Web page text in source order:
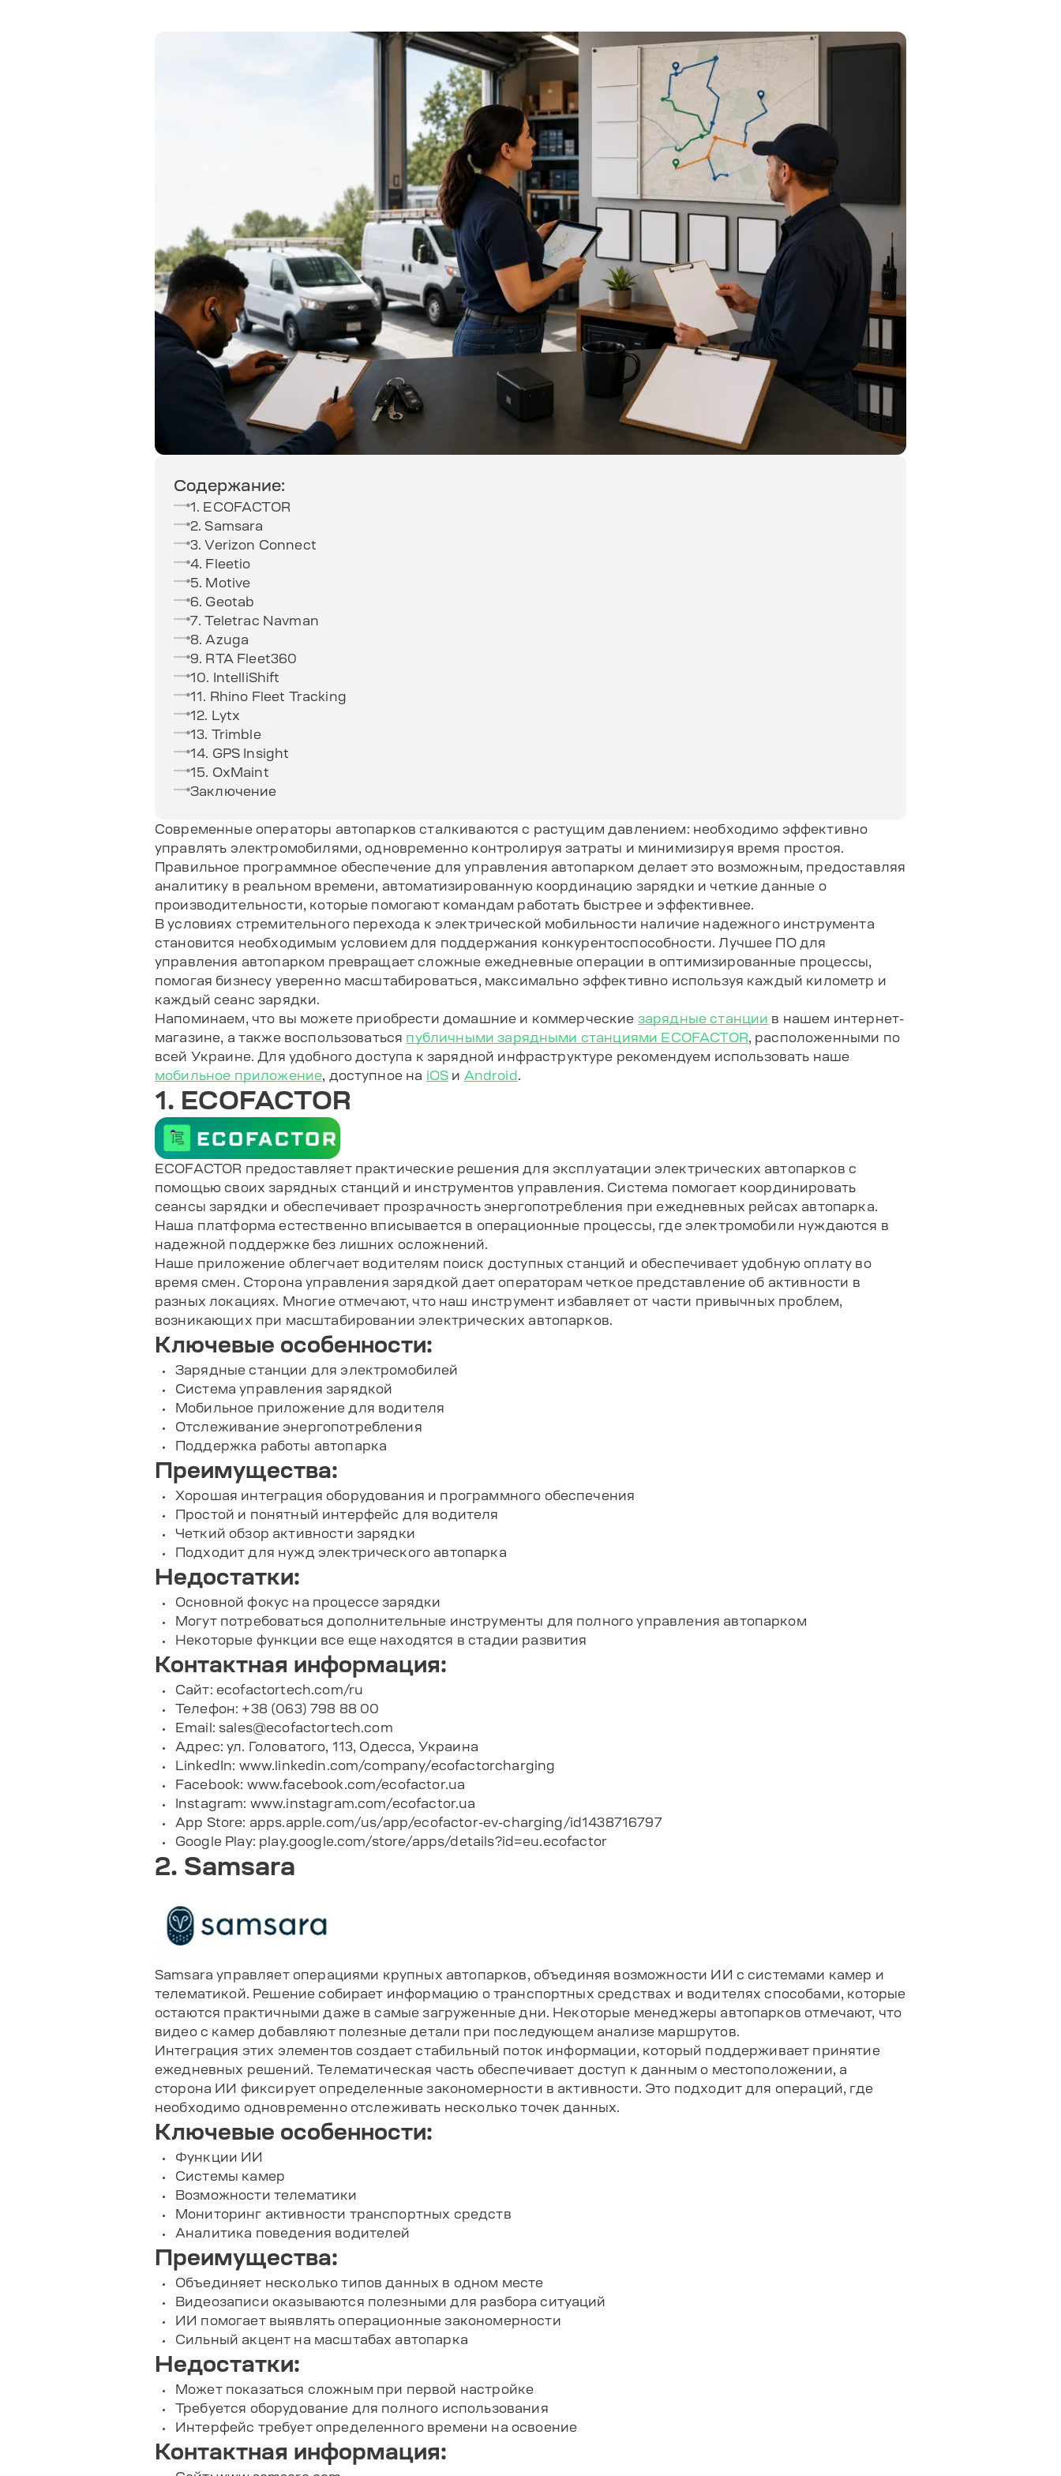
Содержание:
1. ECOFACTOR
2. Samsara
3. Verizon Connect
4. Fleetio
5. Motive
6. Geotab
7. Teletrac Navman
8. Azuga
9. RTA Fleet360
10. IntelliShift
11. Rhino Fleet Tracking
12. Lytx
13. Trimble
14. GPS Insight
15. OxMaint
Заключение
Современные операторы автопарков сталкиваются с растущим давлением: необходимо эффективно
управлять электромобилями, одновременно контролируя затраты и минимизируя время простоя.
Правильное программное обеспечение для управления автопарком делает это возможным, предоставляя
аналитику в реальном времени, автоматизированную координацию зарядки и четкие данные о
производительности, которые помогают командам работать быстрее и эффективнее.
В условиях стремительного перехода к электрической мобильности наличие надежного инструмента
становится необходимым условием для поддержания конкурентоспособности. Лучшее ПО для
управления автопарком превращает сложные ежедневные операции в оптимизированные процессы,
помогая бизнесу уверенно масштабироваться, максимально эффективно используя каждый километр и
каждый сеанс зарядки.
Напоминаем, что вы можете приобрести домашние и коммерческие зарядные станции в нашем интернет-
магазине, а также воспользоваться публичными зарядными станциями ECOFACTOR , расположенными по
всей Украине. Для удобного доступа к зарядной инфраструктуре рекомендуем использовать наше
мобильное приложение , доступное на iOS и Android
1. ECOFACTOR
ECOFACTOR предоставляет практические решения для эксплуатации электрических автопарков с
помощью своих зарядных станций и инструментов управления. Система помогает координировать
сеансы зарядки и обеспечивает прозрачность энергопотребления при ежедневных рейсах автопарка.
Наша платформа естественно вписывается в операционные процессы, где электромобили нуждаются в
надежной поддержке без лишних осложнений.
Наше приложение облегчает водителям поиск доступных станций и обеспечивает удобную оплату во
время смен. Сторона управления зарядкой дает операторам четкое представление об активности в
разных локациях. Многие отмечают, что наш инструмент избавляет от части привычных проблем,
возникающих при масштабировании электрических автопарков.
Ключевые особенности:
Зарядные станции для электромобилей
Система управления зарядкой
Мобильное приложение для водителя
Отслеживание энергопотребления
Поддержка работы автопарка
Преимущества:
Хорошая интеграция оборудования и программного обеспечения
Простой и понятный интерфейс для водителя
Четкий обзор активности зарядки
Подходит для нужд электрического автопарка
Недостатки:
Основной фокус на процессе зарядки
Могут потребоваться дополнительные инструменты для полного управления автопарком
Некоторые функции все еще находятся в стадии развития
Контактная информация:
Сайт: ecofactortech.com/ru
Телефон: +38 (063) 798 88 00
Email: sales@ecofactortech.com
Адрес: ул. Головатого, 113, Одесса, Украина
LinkedIn: www.linkedin.com/company/ecofactorcharging
Facebook: www.facebook.com/ecofactor.ua
Instagram: www.instagram.com/ecofactor.ua
App Store: apps.apple.com/us/app/ecofactor-ev-charging/id1438716797
Google Play: play.google.com/store/apps/details?id=eu.ecofactor
2. Samsara
Samsara управляет операциями крупных автопарков, объединяя возможности ИИ с системами камер и
телематикой. Решение собирает информацию о транспортных средствах и водителях способами, которые
остаются практичными даже в самые загруженные дни. Некоторые менеджеры автопарков отмечают, что
видео с камер добавляют полезные детали при последующем анализе маршрутов.
Интеграция этих элементов создает стабильный поток информации, который поддерживает принятие
ежедневных решений. Телематическая часть обеспечивает доступ к данным о местоположении, а
сторона ИИ фиксирует определенные закономерности в активности. Это подходит для операций, где
необходимо одновременно отслеживать несколько точек данных.
Ключевые особенности:
Функции ИИ
Системы камер
Возможности телематики
Мониторинг активности транспортных средств
Аналитика поведения водителей
Преимущества:
Объединяет несколько типов данных в одном месте
Видеозаписи оказываются полезными для разбора ситуаций
ИИ помогает выявлять операционные закономерности
Сильный акцент на масштабах автопарка
Недостатки:
Может показаться сложным при первой настройке
Требуется оборудование для полного использования
Интерфейс требует определенного времени на освоение
Контактная информация: